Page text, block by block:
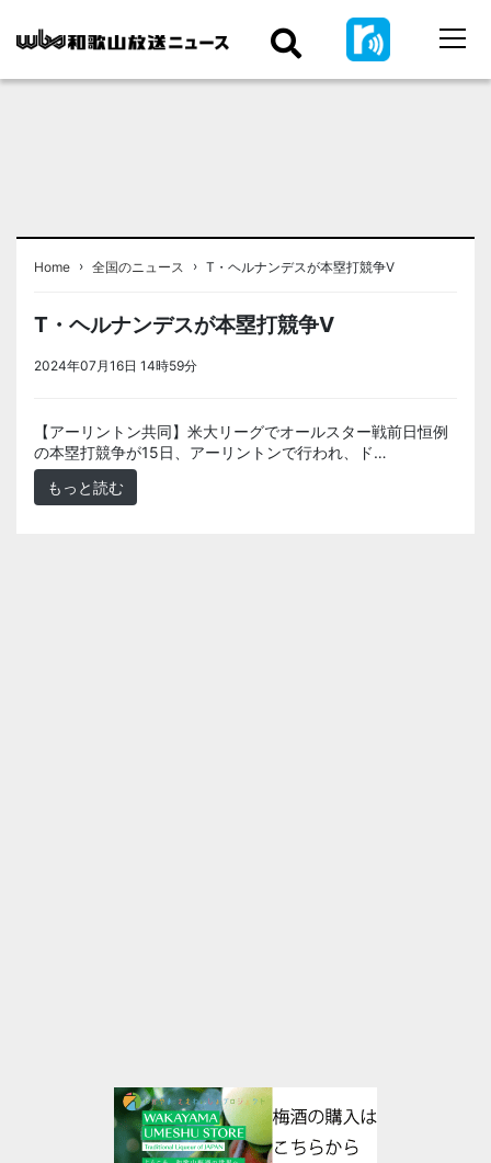
Home › 全国のニュース › T・ヘルナンデスが本塁打競争V
T・ヘルナンデスが本塁打競争V
2024年07月16日 14時59分
【アーリントン共同】米大リーグでオールスター戦前日恒例
の本塁打競争が15日、アーリントンで行われ、ド…
もっと読む